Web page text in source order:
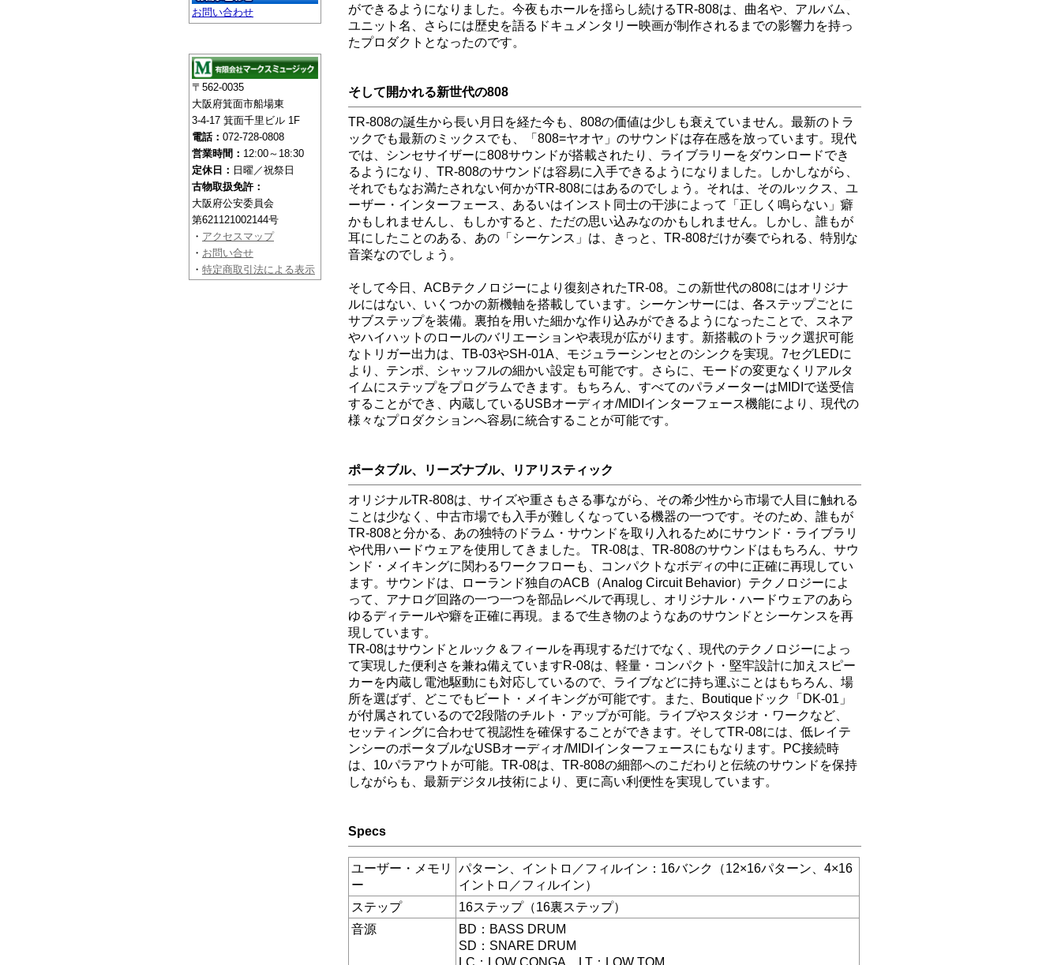
お問い合わせ
〒562-0035
大阪府箕面市船場東
3-4-17 箕面千里ビル 1F
電話： 072-728-0808
営業時間： 12:00～18:30
定休日： 日曜／祝祭日
古物取扱免許：
大阪府公安委員会
第621121002144号
・ アクセスマップ
・ お問い合せ
・ 特定商取引法による表示
ができるようになりました。今夜もホールを揺らし続けるTR-808は、曲名や、アルバム、
ユニット名、さらには歴史を語るドキュメンタリー映画が制作されるまでの影響力を持っ
たプロダクトとなったのです。
そして開かれる新世代の808
TR-808の誕生から長い月日を経た今も、808の価値は少しも衰えていません。最新のトラ
ックでも最新のミックスでも、「808=ヤオヤ」のサウンドは存在感を放っています。現代
では、シンセサイザーに808サウンドが搭載されたり、ライブラリーをダウンロードでき
るようになり、TR-808のサウンドは容易に入手できるようになりました。しかしながら、
それでもなお満たされない何かがTR-808にはあるのでしょう。それは、そのルックス、ユ
ーザー・インターフェース、あるいはインスト同士の干渉によって「正しく鳴らない」癖
かもしれませんし、もしかすると、ただの思い込みなのかもしれません。しかし、誰もが
耳にしたことのある、あの「シーケンス」は、きっと、TR-808だけが奏でられる、特別な
音楽なのでしょう。
そして今日、ACBテクノロジーにより復刻されたTR-08。この新世代の808にはオリジナ
ルにはない、いくつかの新機軸を搭載しています。シーケンサーには、各ステップごとに
サブステップを装備。裏拍を用いた細かな作り込みができるようになったことで、スネア
やハイハットのロールのバリエーションや表現が広がります。新搭載のトラック選択可能
なトリガー出力は、TB-03やSH-01A、モジュラーシンセとのシンクを実現。7セグLEDに
より、テンポ、シャッフルの細かい設定も可能です。さらに、モードの変更なくリアルタ
イムにステップをプログラムできます。もちろん、すべてのパラメーターはMIDIで送受信
することができ、内蔵しているUSBオーディオ/MIDIインターフェース機能により、現代の
様々なプロダクションへ容易に統合することが可能です。
ポータブル、リーズナブル、リアリスティック
オリジナルTR-808は、サイズや重さもさる事ながら、その希少性から市場で人目に触れる
ことは少なく、中古市場でも入手が難しくなっている機器の一つです。そのため、誰もが
TR-808と分かる、あの独特のドラム・サウンドを取り入れるためにサウンド・ライブラリ
や代用ハードウェアを使用してきました。 TR-08は、TR-808のサウンドはもちろん、サウ
ンド・メイキングに関わるワークフローも、コンパクトなボディの中に正確に再現してい
ます。サウンドは、ローランド独自のACB（Analog Circuit Behavior）テクノロジーによ
って、アナログ回路の一つ一つを部品レベルで再現し、オリジナル・ハードウェアのあら
ゆるディテールや癖を正確に再現。まるで生き物のようなあのサウンドとシーケンスを再
現しています。
TR-08はサウンドとルック＆フィールを再現するだけでなく、現代のテクノロジーによっ
て実現した便利さを兼ね備えていますR-08は、軽量・コンパクト・堅牢設計に加えスピー
カーを内蔵し電池駆動にも対応しているので、ライブなどに持ち運ぶことはもちろん、場
所を選ばず、どこでもビート・メイキングが可能です。また、Boutiqueドック「DK-01」
が付属されているので2段階のチルト・アップが可能。ライブやスタジオ・ワークなど、
セッティングに合わせて視認性を確保することができます。そしてTR-08には、低レイテ
ンシーのポータブルなUSBオーディオ/MIDIインターフェースにもなります。PC接続時
は、10パラアウトが可能。TR-08は、TR-808の細部へのこだわりと伝統のサウンドを保持
しながらも、最新デジタル技術により、更に高い利便性を実現しています。
Specs
ユーザー・メモリ
ー
パターン、イントロ／フィルイン：16バンク（12×16パターン、4×16
イントロ／フィルイン）
ステップ
16ステップ（16裏ステップ）
音源
BD：BASS DRUM
SD：SNARE DRUM
LC：LOW CONGA、LT：LOW TOM